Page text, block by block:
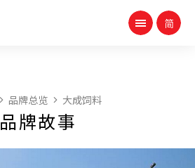
品牌总览 大成饲料
品牌故事